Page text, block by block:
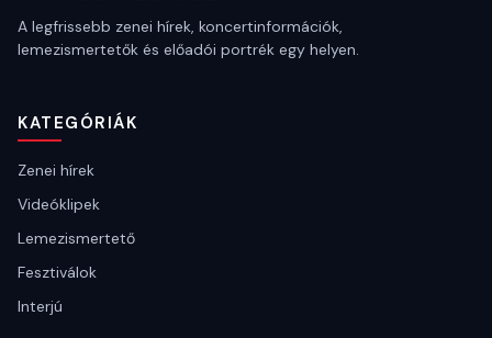
A legfrissebb zenei hírek, koncertinformációk,
lemezismertetők és előadói portrék egy helyen.
KATEGÓRIÁK
Zenei hírek
Videóklipek
Lemezismertető
Fesztiválok
Interjú